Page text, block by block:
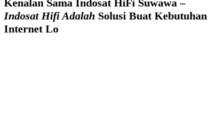
Kenalan Sama Indosat HiFi Suwawa –
Indosat Hifi Adalah Solusi Buat Kebutuhan
Internet Lo